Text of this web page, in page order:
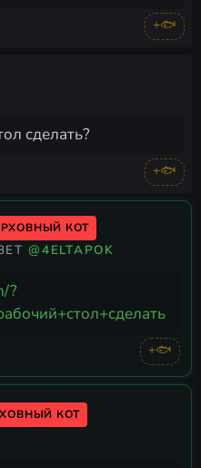
+🐟
сделать?
+🐟
КОТ
@4ELTAPOK
?
+🐟
КОТ